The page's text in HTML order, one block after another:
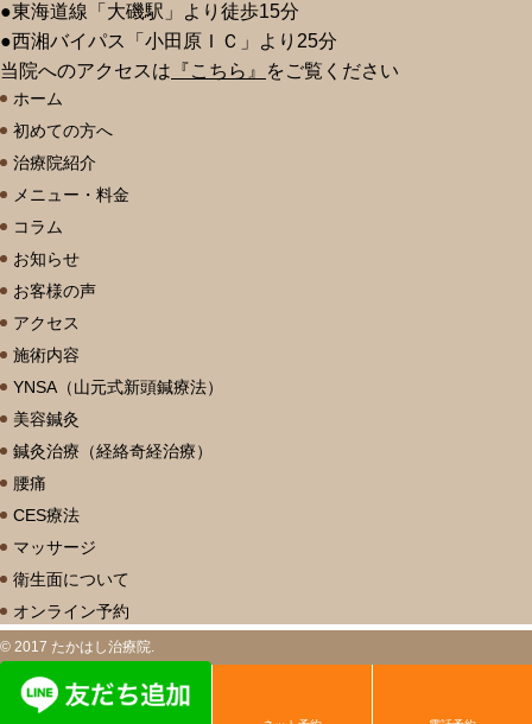
●東海道線「大磯駅」より徒歩15分
●西湘バイパス「小田原ＩＣ」より25分
当院へのアクセスは 『こちら』 をご覧ください
ホーム
初めての方へ
治療院紹介
メニュー・料金
コラム
お知らせ
お客様の声
アクセス
施術内容
YNSA（山元式新頭鍼療法）
美容鍼灸
鍼灸治療（経絡奇経治療）
腰痛
CES療法
マッサージ
衛生面について
オンライン予約
© 2017 たかはし治療院.